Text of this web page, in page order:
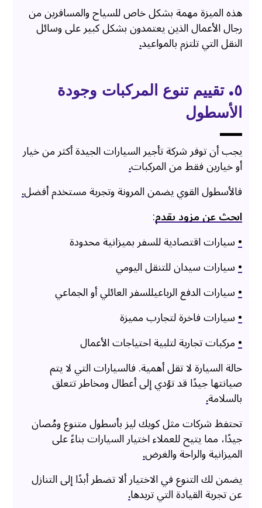
هذه الميزة مهمة بشكل خاص للسياح والمسافرين من
رجال الأعمال الذين يعتمدون بشكل كبير على وسائل
النقل التي تلتزم بالمواعيد.
٥. تقييم تنوع المركبات وجودة
الأسطول
يجب أن توفر شركة تأجير السيارات الجيدة أكثر من خيار
أو خيارين فقط من المركبات.
فالأسطول القوي يضمن المرونة وتجربة مستخدم أفضل.
ابحث عن مزود يقدم:
•سيارات اقتصادية للسفر بميزانية محدودة
•سيارات سيدان للتنقل اليومي
•سيارات الدفع الرباعيللسفر العائلي أو الجماعي
•سيارات فاخرة لتجارب مميزة
•مركبات تجارية لتلبية احتياجات الأعمال
حالة السيارة لا تقل أهمية. فالسيارات التي لا يتم
صيانتها جيدًا قد تؤدي إلى أعطال ومخاطر تتعلق
بالسلامة.
تحتفظ شركات مثل كويك ليز بأسطول متنوع ومُصان
جيدًا، مما يتيح للعملاء اختيار السيارات بناءً على
الميزانية والراحة والغرض.
يضمن لك التنوع في الاختيار ألا تضطر أبدًا إلى التنازل
عن تجربة القيادة التي تريدها.